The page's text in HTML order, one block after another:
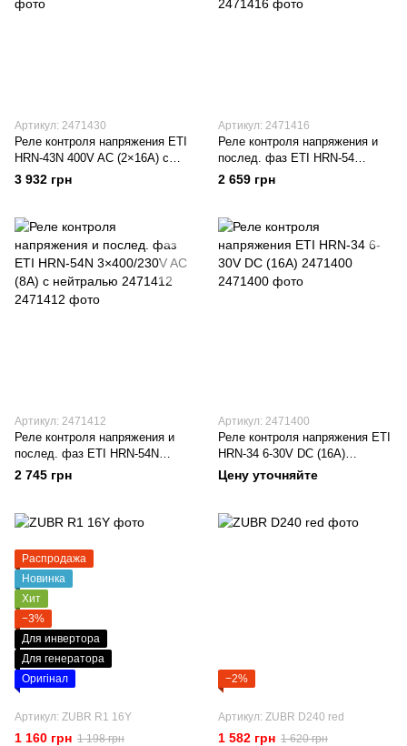
Артикул: 2471430
Реле контроля напряжения ETI
HRN-43N 400V AC (2×16А) с
нейтралью 2471430
3 932 грн
Артикул: 2471416
Реле контроля напряжения и
послед. фаз ETI HRN-54
3×400V AC (8А) без нейтрали
2471416
2 659 грн
Артикул: 2471412
Реле контроля напряжения и
послед. фаз ETI HRN-54N
3×400/230V AC (8А) с
нейтралью 2471412
2 745 грн
Артикул: 2471400
Реле контроля напряжения ETI
HRN-34 6-30V DC (16А)
2471400
Цену уточняйте
Распродажа
Новинка
Хит
−3%
Для инвертора
Для генератора
Оригінал
Артикул: ZUBR R1 16Y
1 160 грн 1 198 грн
−2%
Артикул: ZUBR D240 red
1 582 грн 1 620 грн